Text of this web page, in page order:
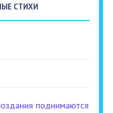
СТИХИ
поднимаются